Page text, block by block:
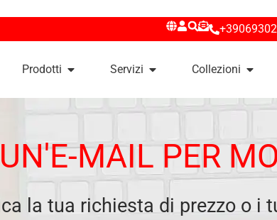
Prodotti Servizi Collezioni
MAIL PER
la tua richiesta di prezzo o i